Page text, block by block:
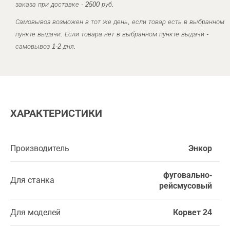
заказа при доставке - 2500 руб.
Самовывоз возможен в тот же день, если товар есть в выбранном
пункте выдачи. Если товара нет в выбранном пункте выдачи -
самовывоз 1-2 дня.
ХАРАКТЕРИСТИКИ
Производитель Энкор
Для станка
фуговально-
рейсмусовый
Для моделей Корвет 24